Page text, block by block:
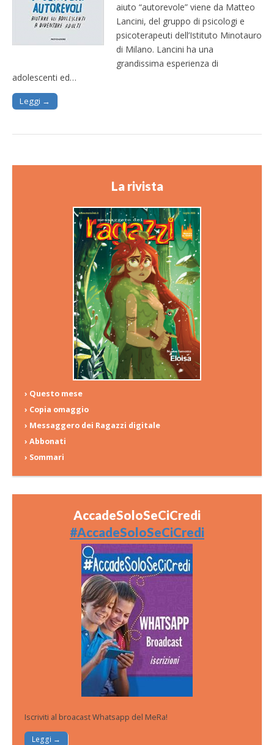
aiuto “autorevole” viene da Matteo
Lancini, del gruppo di psicologi e
psicoterapeuti dell’Istituto Minotauro
di Milano. Lancini ha una
grandissima esperienza di
adolescenti ed…
Leggi →
La rivista
› Questo mese
› Copia omaggio
› Messaggero dei Ragazzi digitale
› Abbonati
› Sommari
AccadeSoloSeCiCredi
#AccadeSoloSeCiCredi
Iscriviti al broacast Whatsapp del MeRa!
Leggi →